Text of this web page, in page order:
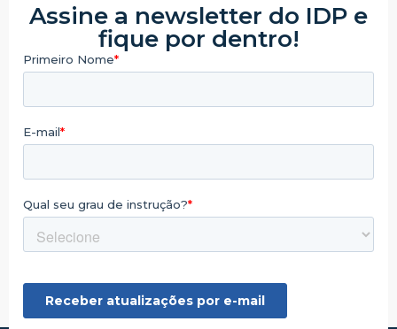
Assine a newsletter do IDP e
fique por dentro!